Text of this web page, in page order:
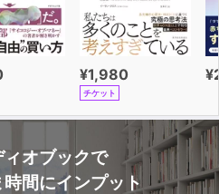
¥1,980
チケット
ィオブックで
間にインプット